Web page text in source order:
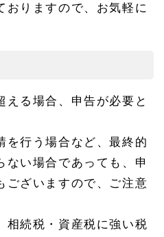
おりますので、お気軽に
える場合、申告が必要と
を行う場合など、最終的
ない場合であっても、申
ございますので、ご注意
相続税・資産税に強い税